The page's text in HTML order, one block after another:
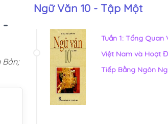
-
Ngữ Văn 10 - Tập Một
Tuần 1: Tổng Quan
Việt Nam và Hoạt
Tiếp Bằng Ngôn